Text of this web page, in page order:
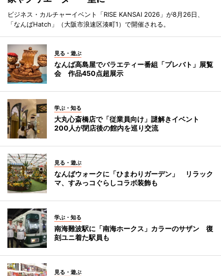
ビジネス・カルチャーイベント「RISE KANSAI 2026」が8月26日、
「なんばHatch」（大阪市浪速区湊町1）で開催される。
見る・遊ぶ
なんば高島屋でバラエティー番組「プレバト」展覧
会 作品450点超展示
学ぶ・知る
大丸心斎橋店で「従業員向け」謎解きイベント
200人が閉店後の館内を巡り交流
見る・遊ぶ
なんばウォークに「ひまわりガーデン」 リラック
マ、すみっコぐらしコラボ装飾も
学ぶ・知る
南海難波駅に「南海ホークス」カラーのサザン 復
刻ユニ着た駅員も
見る・遊ぶ